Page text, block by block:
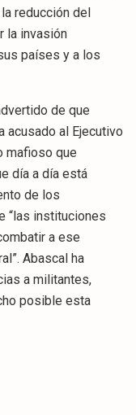
reducción del
la invasión
países y a los
de que
acusado al Ejecutivo
mafioso que
día a día está
de los
“las instituciones
a ese
Abascal ha
a militantes,
posible esta